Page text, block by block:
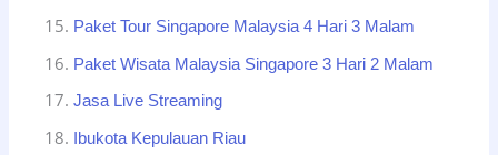
Paket Tour Singapore Malaysia 4 Hari 3 Malam
Paket Wisata Malaysia Singapore 3 Hari 2 Malam
Jasa Live Streaming
Ibukota Kepulauan Riau